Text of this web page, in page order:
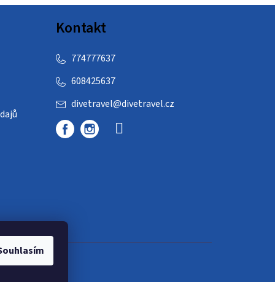
Kontakt
divetravel@divetravel.cz
608425637
774777637